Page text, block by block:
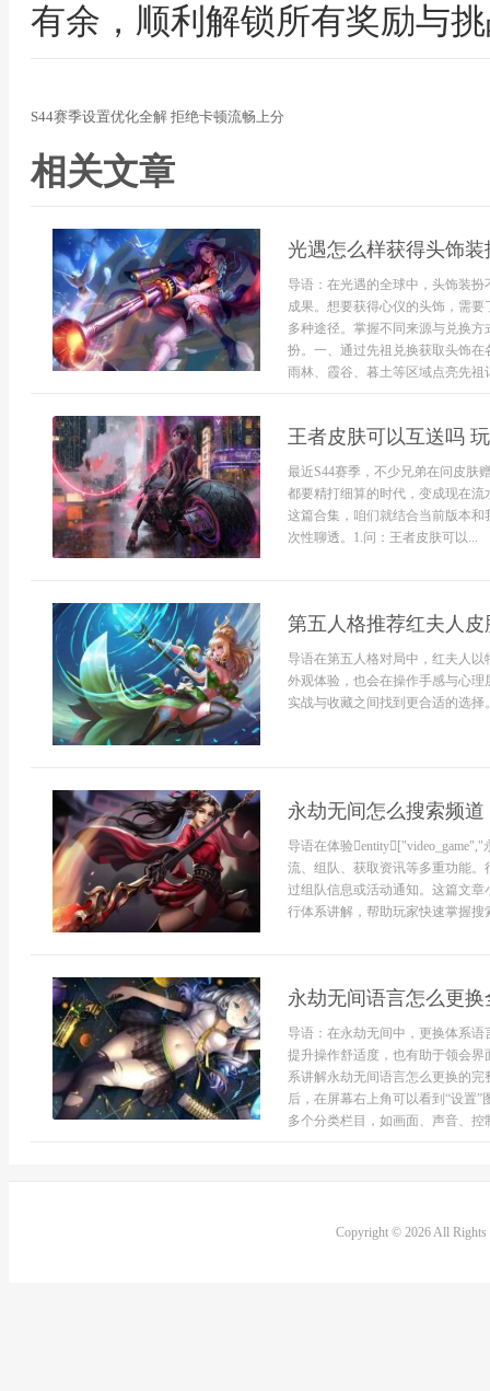
有余，顺利解锁所有奖励与
S44赛季设置优化全解 拒绝卡顿流畅上分
相关文章
光遇怎么样获得头饰装
导语：在光遇的全球中，头饰装
成果。想要获得心仪的头饰，需
多种途径。掌握不同来源与兑换
扮。一、通过先祖兑换获取头饰
雨林、霞谷、暮土等区域点亮先祖
王者皮肤可以互送吗
最近S44赛季，不少兄弟在问皮肤
都要精打细算的时代，变成现在
这篇合集，咱们就结合当前版本
次性聊透。1.问：王者皮肤可以...
第五人格推荐红夫人
导语在第五人格对局中，红夫人
外观体验，也会在操作手感与心
实战与收藏之间找到更合适的选
永劫无间怎么搜索频道
导语在体验entity["video_game","
流、组队、获取资讯等多重功能
过组队信息或活动通知。这篇文
行体系讲解，帮助玩家快速掌握
永劫无间语言怎么更
导语：在永劫无间中，更换体系
提升操作舒适度，也有助于领会
系讲解永劫无间语言怎么更换的
后，在屏幕右上角可以看到“设置
多个分类栏目，如画面、声音、控
Copyright © 2026 All